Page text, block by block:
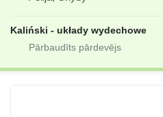
Kaliński - układy wydechowe